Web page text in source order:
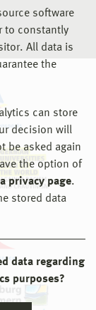
software
to constantly
All data is
the
can store
decision will
be asked again
the option of
privacy page.
stored data
data regarding
purposes?